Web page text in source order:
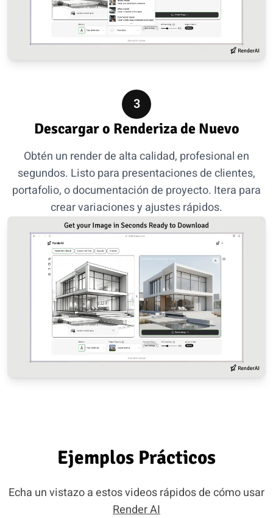
3
Descargar o Renderiza de Nuevo
Obtén un render de alta calidad, profesional en
segundos. Listo para presentaciones de clientes,
portafolio, o documentación de proyecto. Itera para
crear variaciones y ajustes rápidos.
Ejemplos Prácticos
Echa un vistazo a estos videos rápidos de cómo usar
Render AI